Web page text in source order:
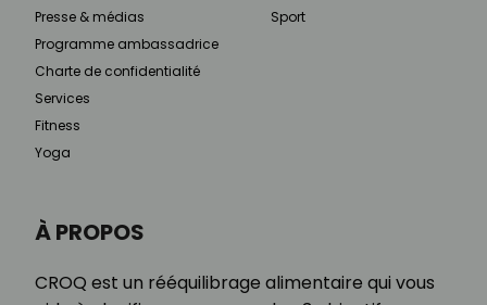
À PROPOS
CROQ est un rééquilibrage alimentaire qui vous
Presse & médias
Programme ambassadrice
Charte de confidentialité
Services
Fitness
Yoga
Sport